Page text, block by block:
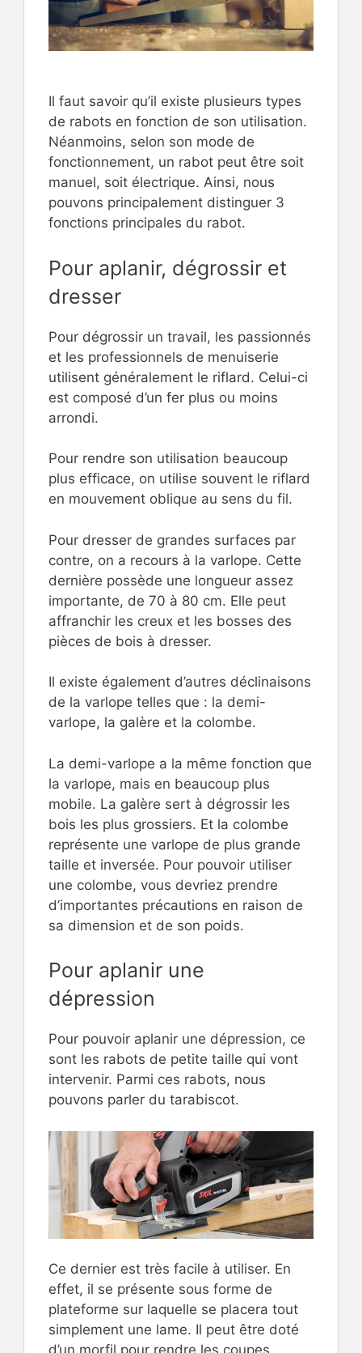
Il faut savoir qu’il existe plusieurs types
de rabots en fonction de son utilisation.
Néanmoins, selon son mode de
fonctionnement, un rabot peut être soit
manuel, soit électrique. Ainsi, nous
pouvons principalement distinguer 3
fonctions principales du rabot.
Pour aplanir, dégrossir et
dresser
Pour dégrossir un travail, les passionnés
et les professionnels de menuiserie
utilisent généralement le riflard. Celui-ci
est composé d’un fer plus ou moins
arrondi.
Pour rendre son utilisation beaucoup
plus efficace, on utilise souvent le riflard
en mouvement oblique au sens du fil.
Pour dresser de grandes surfaces par
contre, on a recours à la varlope. Cette
dernière possède une longueur assez
importante, de 70 à 80 cm. Elle peut
affranchir les creux et les bosses des
pièces de bois à dresser.
Il existe également d’autres déclinaisons
de la varlope telles que : la demi-
varlope, la galère et la colombe.
La demi-varlope a la même fonction que
la varlope, mais en beaucoup plus
mobile. La galère sert à dégrossir les
bois les plus grossiers. Et la colombe
représente une varlope de plus grande
taille et inversée. Pour pouvoir utiliser
une colombe, vous devriez prendre
d’importantes précautions en raison de
sa dimension et de son poids.
Pour aplanir une
dépression
Pour pouvoir aplanir une dépression, ce
sont les rabots de petite taille qui vont
intervenir. Parmi ces rabots, nous
pouvons parler du tarabiscot.
Ce dernier est très facile à utiliser. En
effet, il se présente sous forme de
plateforme sur laquelle se placera tout
simplement une lame. Il peut être doté